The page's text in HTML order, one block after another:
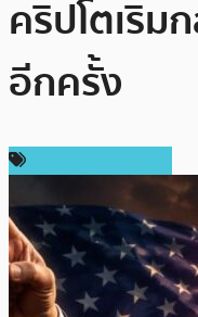
คริปโตเริ่ม
อีกครั้ง